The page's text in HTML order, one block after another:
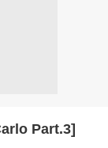
Part.3]